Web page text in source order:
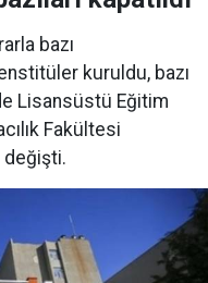
bazı
kuruldu, bazı
Lisansüstü Eğitim
Fakültesi
değişti.